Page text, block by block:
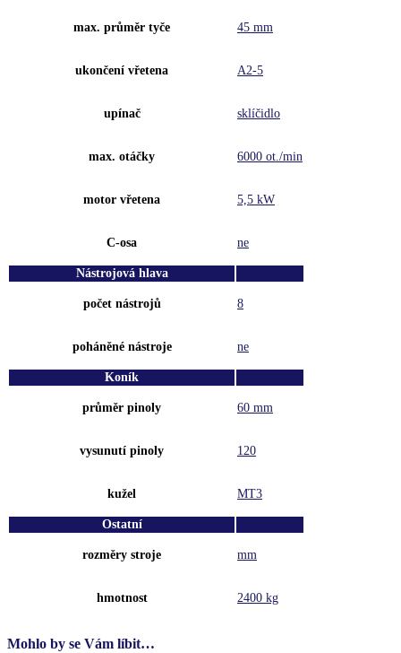
max. průměr tyče 45 mm
ukončení vřetena A2-5
upínač sklíčidlo
max. otáčky 6000 ot./min
motor vřetena 5,5 kW
C-osa ne
Nástrojová hlava
počet nástrojů 8
poháněné nástroje ne
Koník
průměr pinoly 60 mm
vysunutí pinoly 120
kužel MT3
Ostatní
rozměry stroje mm
hmotnost 2400 kg
Mohlo by se Vám líbit…